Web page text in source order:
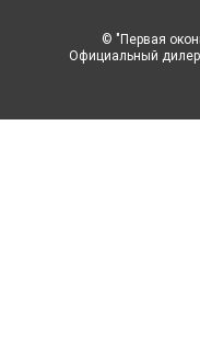
© "Первая
Официальный